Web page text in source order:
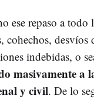
ese repaso a
cohechos,
indebidas, o
masivamente a
y civil. De lo